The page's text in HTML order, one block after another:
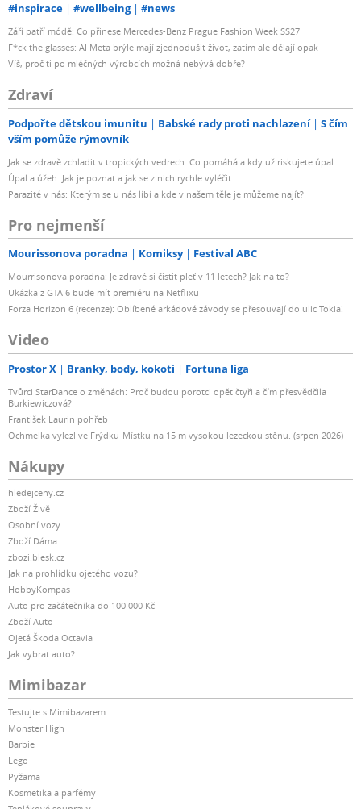
#inspirace #wellbeing #news
Září patří módě: Co přinese Mercedes-Benz Prague Fashion Week SS27
F*ck the glasses: AI Meta brýle mají zjednodušit život, zatím ale dělají opak
Víš, proč ti po mléčných výrobcích možná nebývá dobře?
Zdraví
Podpořte dětskou imunitu Babské rady proti nachlazení
S čím
vším pomůže rýmovník
Jak se zdravě zchladit v tropických vedrech: Co pomáhá a kdy už riskujete úpal
Úpal a úžeh: Jak je poznat a jak se z nich rychle vyléčit
Parazité v nás: Kterým se u nás líbí a kde v našem těle je můžeme najít?
Pro nejmenší
Mourissonova poradna Komiksy Festival ABC
Mourrisonova poradna: Je zdravé si čistit pleť v 11 letech? Jak na to?
Ukázka z GTA 6 bude mít premiéru na Netflixu
Forza Horizon 6 (recenze): Oblíbené arkádové závody se přesouvají do ulic Tokia!
Video
Prostor X Branky, body, kokoti Fortuna liga
Tvůrci StarDance o změnách: Proč budou porotci opět čtyři a čím přesvědčila
Burkiewiczová?
František Laurin pohřeb
Ochmelka vylezl ve Frýdku-Místku na 15 m vysokou lezeckou stěnu. (srpen 2026)
Nákupy
hledejceny.cz
Zboží Živě
Osobní vozy
Zboží Dáma
zbozi.blesk.cz
Jak na prohlídku ojetého vozu?
HobbyKompas
Auto pro začátečníka do 100 000 Kč
Zboží Auto
Ojetá Škoda Octavia
Jak vybrat auto?
Mimibazar
Testujte s Mimibazarem
Monster High
Barbie
Lego
Pyžama
Kosmetika a parfémy